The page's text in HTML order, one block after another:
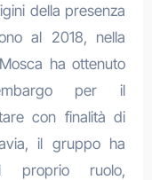
della presenza
al 2018, nella
ha ottenuto
per il
con finalità di
il gruppo ha
proprio ruolo,